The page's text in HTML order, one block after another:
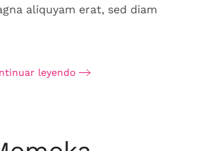
aliquyam erat, sed diam
leyendo